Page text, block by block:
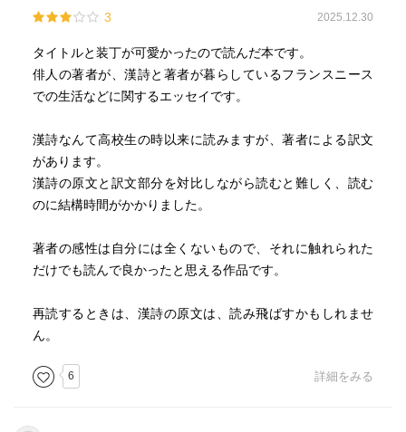
3 2025.12.30
タイトルと装丁が可愛かったので読んだ本です。
俳人の著者が、漢詩と著者が暮らしているフランスニース
での生活などに関するエッセイです。
漢詩なんて高校生の時以来に読みますが、著者による訳文
があります。
漢詩の原文と訳文部分を対比しながら読むと難しく、読む
のに結構時間がかかりました。
著者の感性は自分には全くないもので、それに触れられた
だけでも読んで良かったと思える作品です。
再読するときは、漢詩の原文は、読み飛ばすかもしれませ
ん。
6 詳細をみる